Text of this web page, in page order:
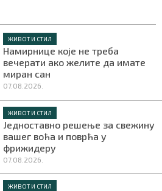
ЖИВОТ И СТИЛ
Намирнице које не треба
вечерати ако желите да имате
миран сан
07.08.2026.
ЖИВОТ И СТИЛ
Jедноставно решење за свежину
вашег воћа и поврћа у
фрижидеру
07.08.2026.
ЖИВОТ И СТИЛ